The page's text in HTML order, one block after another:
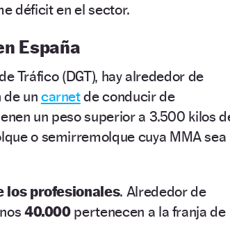
déficit en el sector.
España
Tráfico (DGT), hay alrededor de
un carnetde conducir de
un peso superior a 3.500 kilos
o semirremolque cuya MMA sea
los profesionales. Alrededor de
40.000pertenecen a la franja de